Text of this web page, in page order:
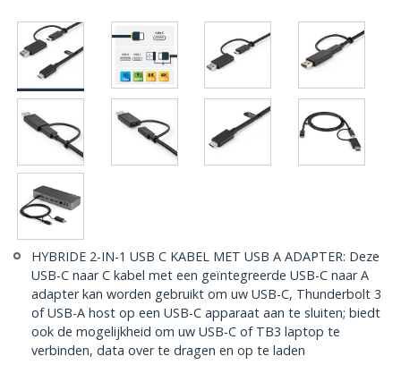
HYBRIDE 2-IN-1 USB C KABEL MET USB A ADAPTER: Deze
USB-C naar C kabel met een geïntegreerde USB-C naar A
adapter kan worden gebruikt om uw USB-C, Thunderbolt 3
of USB-A host op een USB-C apparaat aan te sluiten; biedt
ook de mogelijkheid om uw USB-C of TB3 laptop te
verbinden, data over te dragen en op te laden